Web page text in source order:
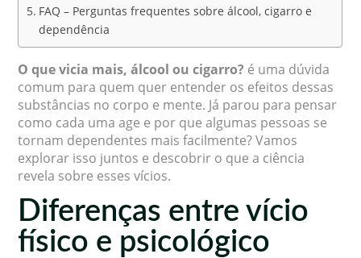
FAQ – Perguntas frequentes sobre álcool, cigarro e
dependência
O que vicia mais, álcool ou cigarro? é uma dúvida
comum para quem quer entender os efeitos dessas
substâncias no corpo e mente. Já parou para pensar
como cada uma age e por que algumas pessoas se
tornam dependentes mais facilmente? Vamos
explorar isso juntos e descobrir o que a ciência
revela sobre esses vícios.
Diferenças entre vício
físico e psicológico